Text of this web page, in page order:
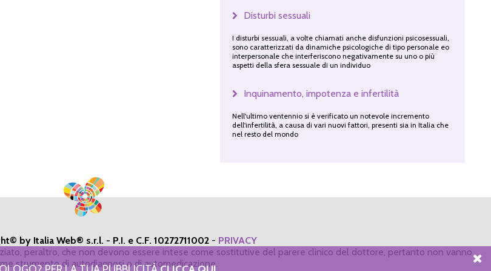
Disturbi sessuali
I disturbi sessuali, a volte chiamati anche disfunzioni psicosessuali,
sono caratterizzati da dinamiche psicologiche di tipo personale eo
interpersonale che interferiscono negativamente su uno o più
aspetti della sfera sessuale di un individuo
Inquinamento, impotenza e infertilità
Nell'ultimo ventennio si è verificato un notevole incremento
dell'infertilità, a causa di vari nuovi fattori, presenti sia in Italia che
nel resto del mondo
by Italia Web® s.r.l. - P.I. e C.F. 10272711002- PRIVACY
peraltro, che non devono essere intese come sostitutive del parere clinico del dottore, pertanto non vanno
strumento di autodiagnosi o di automedicazione.